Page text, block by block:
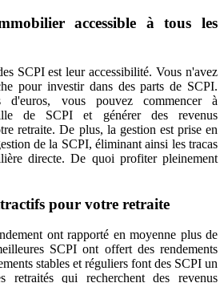
accessible à tous les
SCPI est leur accessibilité. Vous n'avez
pour investir dans des parts de SCPI.
d'euros, vous pouvez commencer à
de SCPI et générer des revenus
retraite. De plus, la gestion est prise en
de la SCPI, éliminant ainsi les tracas
directe. De quoi profiter pleinement
pour votre retraite
ont rapporté en moyenne plus de
SCPI ont offert des rendements
stables et réguliers font des SCPI un
retraités qui recherchent des revenus